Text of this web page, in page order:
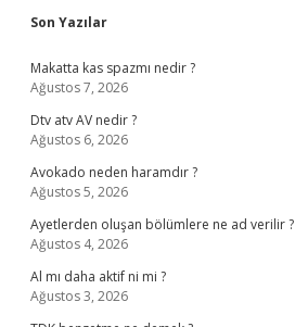
Sidebar
Son Yazılar
Makatta kas spazmı nedir ?
Ağustos 7, 2026
Dtv atv AV nedir ?
Ağustos 6, 2026
Avokado neden haramdır ?
Ağustos 5, 2026
Ayetlerden oluşan bölümlere ne ad verilir ?
Ağustos 4, 2026
Al mı daha aktif ni mi ?
Ağustos 3, 2026